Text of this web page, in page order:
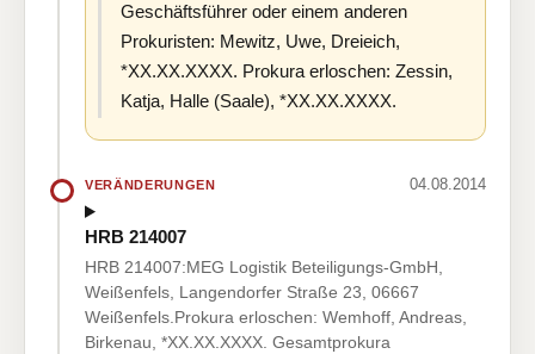
Geschäftsführer oder einem anderen
Prokuristen: Mewitz, Uwe, Dreieich,
*XX.XX.XXXX. Prokura erloschen: Zessin,
Katja, Halle (Saale), *XX.XX.XXXX.
VERÄNDERUNGEN 04.08.2014
HRB 214007
HRB 214007:MEG Logistik Beteiligungs-GmbH,
Weißenfels, Langendorfer Straße 23, 06667
Weißenfels.Prokura erloschen: Wemhoff, Andreas,
Birkenau, *XX.XX.XXXX. Gesamtprokura